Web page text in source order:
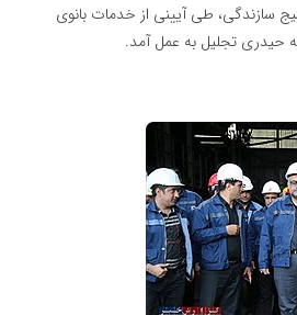
سازندگی، طی آیینی از خدمات بانوی
حیدری تجلیل به عمل آمد.